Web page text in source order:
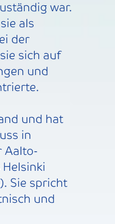
war.
als
der
sich auf
und
und hat
in
Aalto-
Sie spricht
und